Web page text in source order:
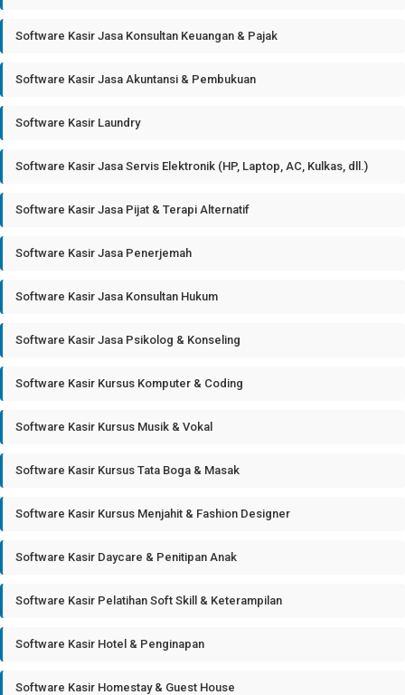
Software Kasir Jasa Konsultan Keuangan & Pajak
Software Kasir Jasa Akuntansi & Pembukuan
Software Kasir Laundry
Software Kasir Jasa Servis Elektronik (HP, Laptop, AC, Kulkas, dll.)
Software Kasir Jasa Pijat & Terapi Alternatif
Software Kasir Jasa Penerjemah
Software Kasir Jasa Konsultan Hukum
Software Kasir Jasa Psikolog & Konseling
Software Kasir Kursus Komputer & Coding
Software Kasir Kursus Musik & Vokal
Software Kasir Kursus Tata Boga & Masak
Software Kasir Kursus Menjahit & Fashion Designer
Software Kasir Daycare & Penitipan Anak
Software Kasir Pelatihan Soft Skill & Keterampilan
Software Kasir Hotel & Penginapan
Software Kasir Homestay & Guest House